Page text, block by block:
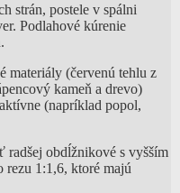
strán, postele v spálni
Podlahové kúrenie
materiály (červenú tehlu z
kameň a drevo)
(napríklad popol,
radšej obdĺžnikové s vyšším
rezu 1:1,6, ktoré majú